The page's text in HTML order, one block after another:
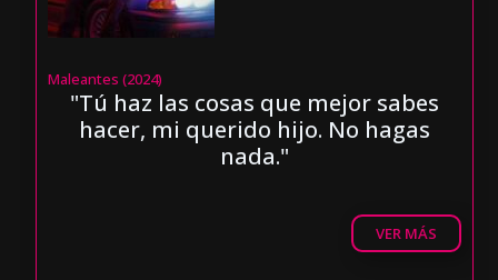
Maleantes (2024)
"Tú haz las cosas que mejor sabes
hacer, mi querido hijo. No hagas
nada."
VER MÁS